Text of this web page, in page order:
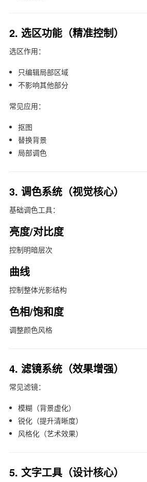
2. 选区功能（精准控制）
选区作用：
只编辑局部区域
不影响其他部分
常见应用：
抠图
替换背景
局部调色
3. 调色系统（视觉核心）
基础调色工具：
亮度/对比度
控制明暗层次
曲线
控制整体光影结构
色相/饱和度
调整颜色风格
4. 滤镜系统（效果增强）
常见滤镜：
模糊（背景虚化）
锐化（提升清晰度）
风格化（艺术效果）
5. 文字工具（设计核心）